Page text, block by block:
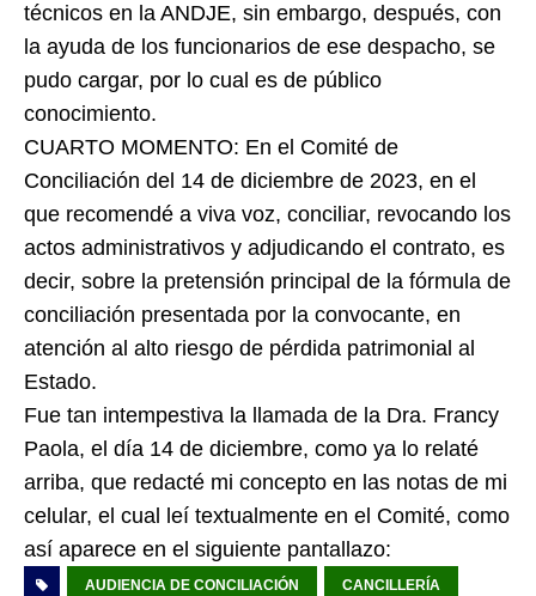
técnicos en la ANDJE, sin embargo, después, con
la ayuda de los funcionarios de ese despacho, se
pudo cargar, por lo cual es de público
conocimiento.
CUARTO MOMENTO: En el Comité de
Conciliación del 14 de diciembre de 2023, en el
que recomendé a viva voz, conciliar, revocando los
actos administrativos y adjudicando el contrato, es
decir, sobre la pretensión principal de la fórmula de
conciliación presentada por la convocante, en
atención al alto riesgo de pérdida patrimonial al
Estado.
Fue tan intempestiva la llamada de la Dra. Francy
Paola, el día 14 de diciembre, como ya lo relaté
arriba, que redacté mi concepto en las notas de mi
celular, el cual leí textualmente en el Comité, como
así aparece en el siguiente pantallazo:
AUDIENCIA DE CONCILIACIÓN CANCILLERÍA